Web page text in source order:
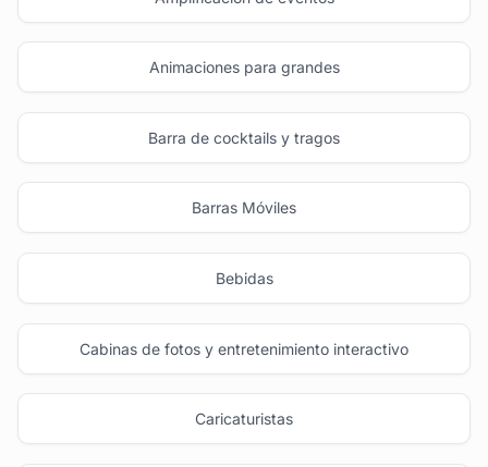
Animaciones para grandes
Barra de cocktails y tragos
Barras Móviles
Bebidas
Cabinas de fotos y entretenimiento interactivo
Caricaturistas